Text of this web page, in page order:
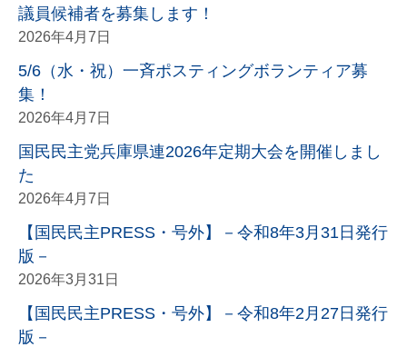
議員候補者を募集します！
2026年4月7日
5/6（水・祝）一斉ポスティングボランティア募
集！
2026年4月7日
国民民主党兵庫県連2026年定期大会を開催しまし
た
2026年4月7日
【国民民主PRESS・号外】－令和8年3月31日発行
版－
2026年3月31日
【国民民主PRESS・号外】－令和8年2月27日発行
版－